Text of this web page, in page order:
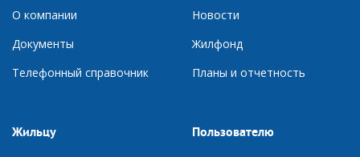
О компании
Документы
Телефонный справочник
Новости
Жилфонд
Планы и отчетность
Жильцу Пользователю